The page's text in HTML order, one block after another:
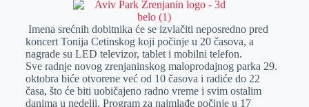
Imena srećnih dobitnika će se izvlačiti neposredno pred
koncert Tonija Cetinskog koji počinje u 20 časova, a
nagrade su LED televizor, tablet i mobilni telefon.
Sve radnje novog zrenjaninskog maloprodajnog parka 29.
oktobra biće otvorene već od 10 časova i radiće do 22
časa, što će biti uobičajeno radno vreme i svim ostalim
danima u nedelji. Program za najmlađe počinje u 17